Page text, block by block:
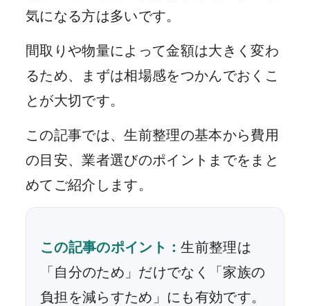
気になる方は多いです。
間取りや物量によって金額は大きく変わ
るため、まずは相場感をつかんでおくこ
とが大切です。
この記事では、生前整理の基本から費用
の目安、業者選びのポイントまでをまと
めてご紹介します。
この記事のポイント：生前整理は
「自分のため」だけでなく「家族の
負担を減らすため」にも有効です。